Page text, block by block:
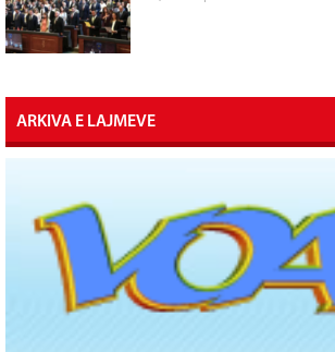
ARKIVA E LAJMEVE